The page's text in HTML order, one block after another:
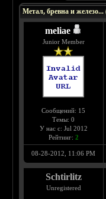
Метал, бревна и
meliae
Junior Member
Сообщений: 15
Темы: 0
У нас с: Jul 2012
Рейтинг: 2
08-28-2012, 11:06 PM
Schtirlitz
Unregistered